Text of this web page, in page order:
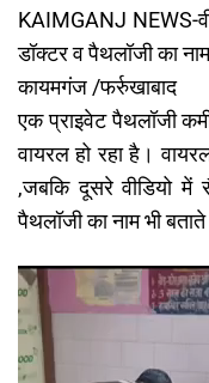
KAIMGANJ NEWS-
डॉक्टर व पैथलॉजी का
कायमगंज /फर्रुखाबाद
एक प्राइवेट पैथलॉजी
वायरल हो रहा है।
,जबकि दूसरे वीडियो
पैथलॉजी का नाम भी
Video
Player